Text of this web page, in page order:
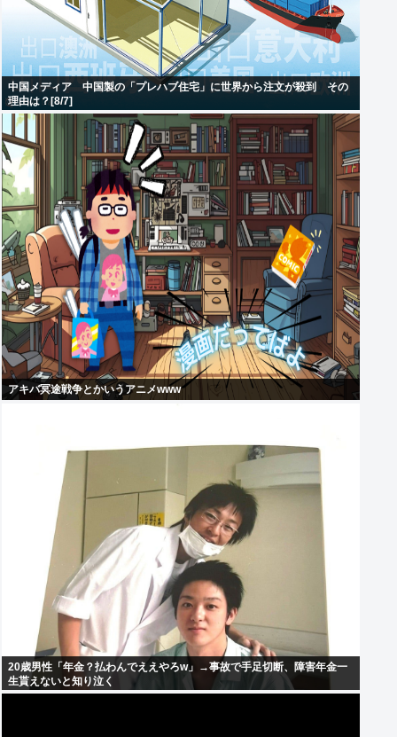
中国メディア 中国製の「プレハブ住宅」に世界から注文が殺到 その
理由は？[8/7]
アキバ冥途戦争とかいうアニメwww
20歳男性「年金？払わんでええやろw」→事故で手足切断、障害年金一
生貰えないと知り泣く